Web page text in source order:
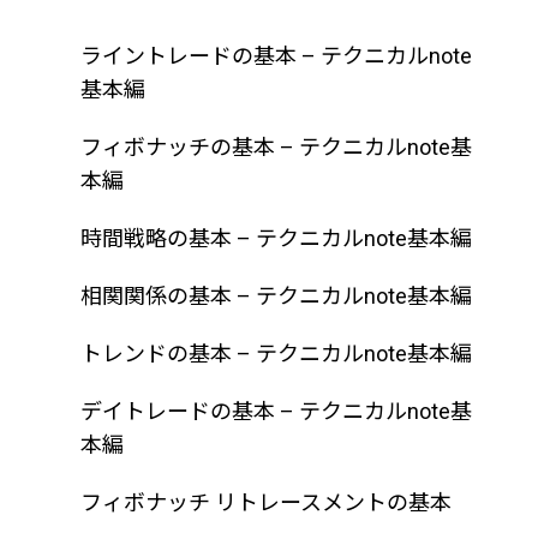
ライントレードの基本 – テクニカルnote
基本編
フィボナッチの基本 – テクニカルnote基
本編
時間戦略の基本 – テクニカルnote基本編
相関関係の基本 – テクニカルnote基本編
トレンドの基本 – テクニカルnote基本編
デイトレードの基本 – テクニカルnote基
本編
フィボナッチ リトレースメントの基本